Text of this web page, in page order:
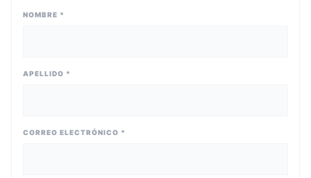
NOMBRE *
APELLIDO *
CORREO ELECTRÓNICO *